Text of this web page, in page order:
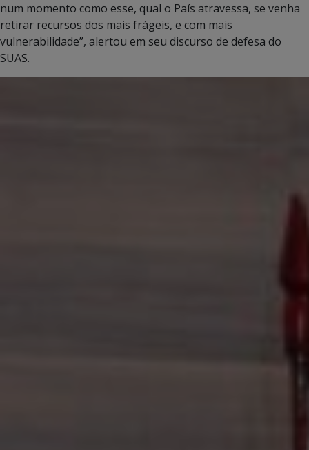
num momento como esse, qual o País atravessa, se venha
retirar recursos dos mais frágeis, e com mais
vulnerabilidade”, alertou em seu discurso de defesa do
SUAS.